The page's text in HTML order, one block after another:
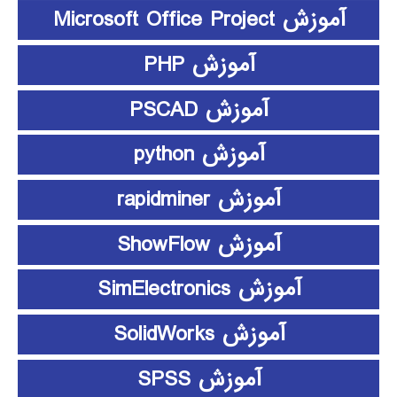
آموزش Microsoft Office Project
آموزش PHP
آموزش PSCAD
آموزش python
آموزش rapidminer
آموزش ShowFlow
آموزش SimElectronics
آموزش SolidWorks
آموزش SPSS